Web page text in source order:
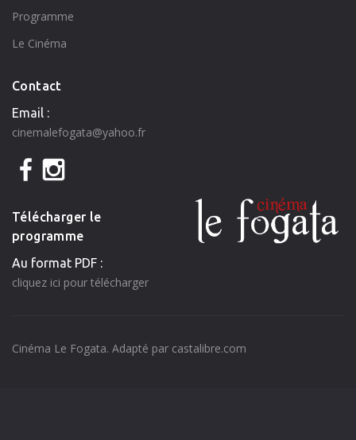
Programme
Le Cinéma
Contact
Email :
cinemalefogata@yahoo.fr
Télécharger le
programme
Au format PDF :
cliquez ici pour télécharger
Cinéma Le Fogata. Adapté par castalibre.com